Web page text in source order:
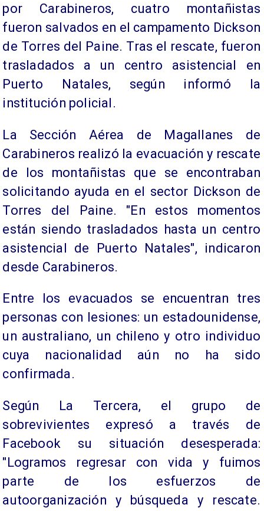
por Carabineros, cuatro montañistas
fueron salvados en el campamento Dickson
de Torres del Paine. Tras el rescate, fueron
trasladados a un centro asistencial en
Puerto Natales, según informó la
institución policial.
La Sección Aérea de Magallanes de
Carabineros realizó la evacuación y rescate
de los montañistas que se encontraban
solicitando ayuda en el sector Dickson de
Torres del Paine. "En estos momentos
están siendo trasladados hasta un centro
asistencial de Puerto Natales", indicaron
desde Carabineros.
Entre los evacuados se encuentran tres
personas con lesiones: un estadounidense,
un australiano, un chileno y otro individuo
cuya nacionalidad aún no ha sido
confirmada.
Según La Tercera, el grupo de
sobrevivientes expresó a través de
Facebook su situación desesperada:
"Logramos regresar con vida y fuimos
parte de los esfuerzos de
autoorganización y búsqueda y rescate.